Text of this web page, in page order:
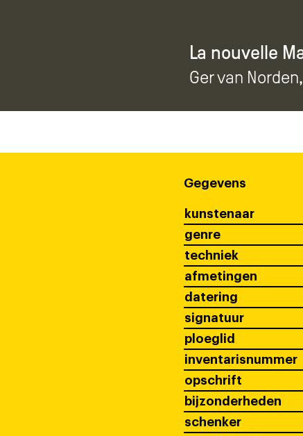
La nouvelle
Ger van Norden
Gegevens
kunstenaar
genre
techniek
afmetingen
datering
signatuur
ploeglid
inventarisnummer
opschrift
bijzonderheden
schenker